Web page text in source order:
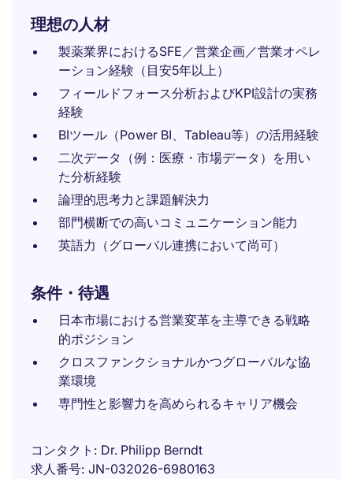
理想の人材
製薬業界におけるSFE／営業企画／営業オペレ
ーション経験（目安5年以上）
フィールドフォース分析およびKPI設計の実務
経験
BIツール（Power BI、Tableau等）の活用経験
二次データ（例：医療・市場データ）を用い
た分析経験
論理的思考力と課題解決力
部門横断での高いコミュニケーション能力
英語力（グローバル連携において尚可）
条件・待遇
日本市場における営業変革を主導できる戦略
的ポジション
クロスファンクショナルかつグローバルな協
業環境
専門性と影響力を高められるキャリア機会
コンタクト
Dr. Philipp Berndt
求人番号 JN-032026-6980163